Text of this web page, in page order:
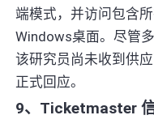
端模式，并访问包含
Windows桌面。尽管
该研究员尚未收到供
正式回应。
9、Ticketmaster